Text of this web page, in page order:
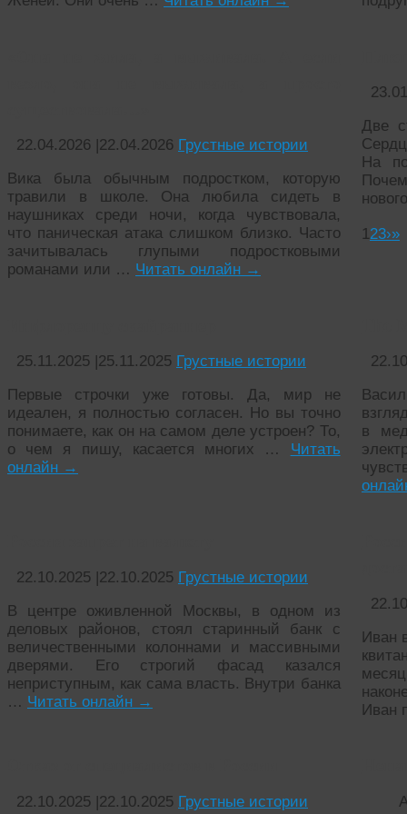
22.04.2026 22.04.2026 Грустные истории
Вика была обычным подростком, которую
травили в школе. Она любила сидеть в
наушниках среди ночи, когда чувствовала,
что паническая атака слишком близко. Часто
зачитывалась глупыми подростковыми
романами или … Читать онлайн →
Две
На
25.11.2025 |25.11.2025 Грустные истории
Первые строчки уже готовы. Да, мир не
идеален, я полностью согласен. Но вы точно
понимаете, как он на самом деле устроен? То,
о чем я пишу, касается многих … Читать
онлайн →
в
22.10.2025 |22.10.2025 Грустные истории
В центре оживленной Москвы, в одном из
деловых районов, стоял старинный банк с
величественными колоннами и массивными
дверями. Его строгий фасад казался
неприступным, как сама власть. Внутри банка
… Читать онлайн →
Иван
Иван
22.10.2025 |22.10.2025 Грустные истории
123›»